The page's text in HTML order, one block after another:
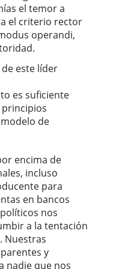
el temor a
el criterio rector
operandi,
este líder
es suficiente
de
encima de
incluso
para
en bancos
nos
a la tentación
Nuestras
y
nadie que nos